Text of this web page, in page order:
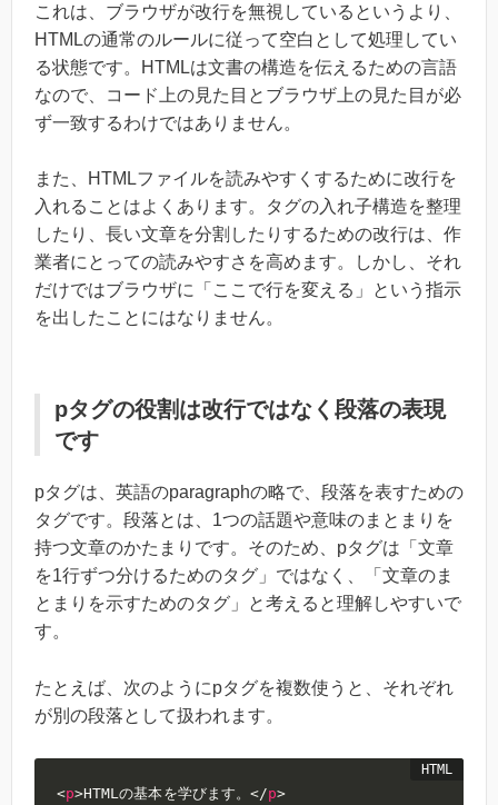
これは、ブラウザが改行を無視しているというより、
HTMLの通常のルールに従って空白として処理してい
る状態です。HTMLは文書の構造を伝えるための言語
なので、コード上の見た目とブラウザ上の見た目が必
ず一致するわけではありません。
また、HTMLファイルを読みやすくするために改行を
入れることはよくあります。タグの入れ子構造を整理
したり、長い文章を分割したりするための改行は、作
業者にとっての読みやすさを高めます。しかし、それ
だけではブラウザに「ここで行を変える」という指示
を出したことにはなりません。
pタグの役割は改行ではなく段落の表現
です
pタグは、英語のparagraphの略で、段落を表すための
タグです。段落とは、1つの話題や意味のまとまりを
持つ文章のかたまりです。そのため、pタグは「文章
を1行ずつ分けるためのタグ」ではなく、「文章のま
とまりを示すためのタグ」と考えると理解しやすいで
す。
たとえば、次のようにpタグを複数使うと、それぞれ
が別の段落として扱われます。
<p>HTMLの基本を学びます。</p>